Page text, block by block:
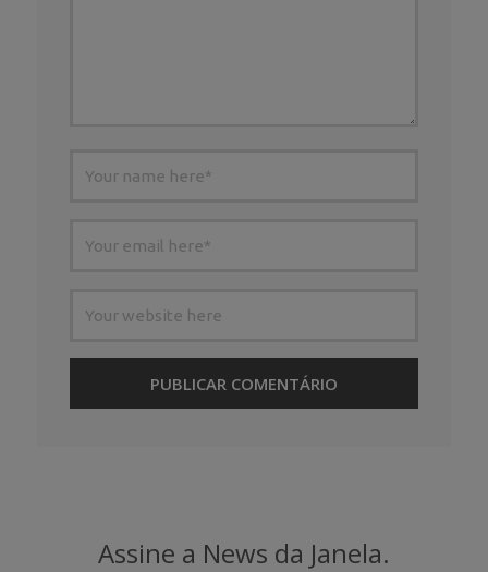
Assine a News da Janela.